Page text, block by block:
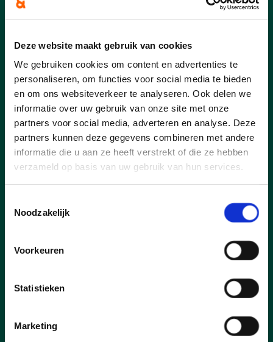
Deze website maakt gebruik van cookies
We gebruiken cookies om content en advertenties te
personaliseren, om functies voor social media te bieden
en om ons websiteverkeer te analyseren. Ook delen we
informatie over uw gebruik van onze site met onze
partners voor social media, adverteren en analyse. Deze
partners kunnen deze gegevens combineren met andere
informatie die u aan ze heeft verstrekt of die ze hebben
verzameld op basis van uw gebruik van hun services.
Noodzakelijk
Voorkeuren
Statistieken
Marketing
federale en Vlaamse overheden maken
besturen.
Enerzijds is er de beslissing om de
belastingvrije som op te trekken waardoor
iedereen netto meer gaat overhouden.
Wuustwezel krijgt 7% van de geïnde
personenbelasting doorgestort en zal het
daardoor met heel wat minder moeten
doen.
Ook het stopzetten van de
werkloosheidsuitkering voor langdurig
Een aantal werklozen die niet aan werk
leefloon. Van élk leefloon dat we uitkeren
betaalt Wuustwezel 45%. We verwachten
dossiers en dus ook kosten.
toch enkele miljoenen euro’s bedragen - is
Wuustwezel er in geslaagd een begroting